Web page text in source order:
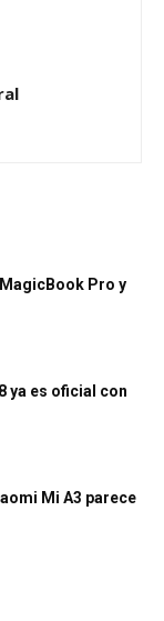
Pro y
ya es oficial con
Mi A3 parece